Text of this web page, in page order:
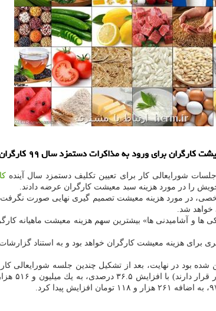
دستمزد سال ۹۹ كارگران در روز دوشنبه هفته جاری اطلاع داد.
شورایعالی كار برای تعیین تكلیف دستمزد سال آینده
را در مورد هزینه سبد معیشت كارگران عرضه دادند.
در مورد هزینه معیشت تصمیم گیری نهایی صورت
خواهد شد.
ها و آشامیدنی ها» بیشترین سهم هزینه معیشت ماهیانه